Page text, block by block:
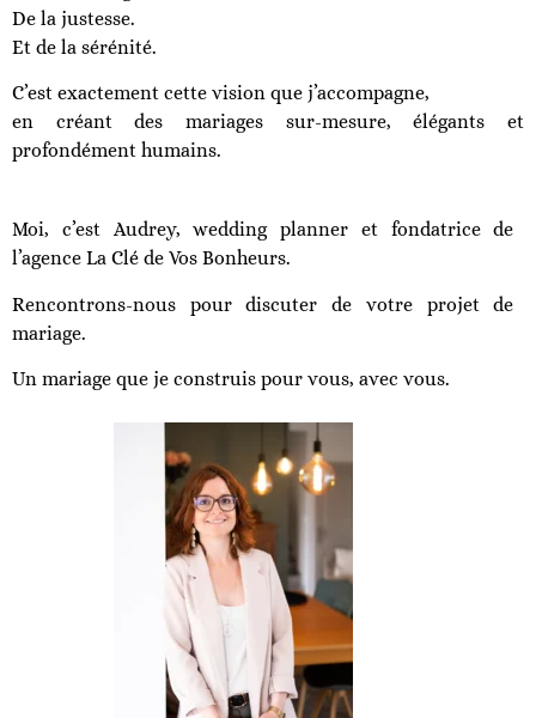
De la justesse.
Et de la sérénité.
C’est exactement cette vision que j’accompagne,
en créant des mariages sur-mesure, élégants et
profondément humains.
Moi, c’est Audrey, wedding planner et fondatrice de
l’agence La Clé de Vos Bonheurs.
Rencontrons-nous pour discuter de votre projet de
mariage.
Un mariage que je construis pour vous, avec vous.